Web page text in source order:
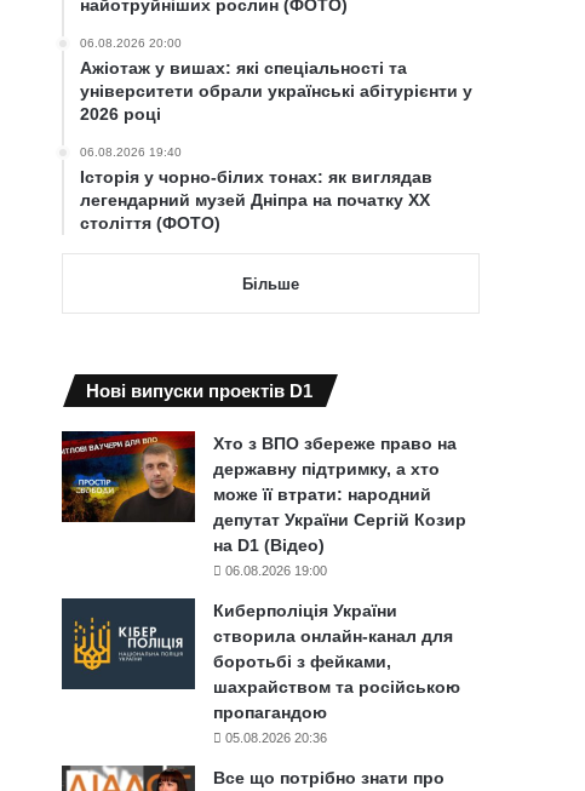
найотруйніших рослин (ФОТО)
06.08.2026 20:00
Ажіотаж у вишах: які спеціальності та
університети обрали українські абітурієнти у
2026 році
06.08.2026 19:40
Історія у чорно-білих тонах: як виглядав
легендарний музей Дніпра на початку ХХ
століття (ФОТО)
Більше
Нові випуски проектів D1
Хто з ВПО збереже право на
державну підтримку, а хто
може її втрати: народний
депутат України Сергій Козир
на D1 (Відео)
06.08.2026 19:00
Киберполіція України
створила онлайн-канал для
боротьбі з фейками,
шахрайством та російською
пропагандою
05.08.2026 20:36
Все що потрібно знати про